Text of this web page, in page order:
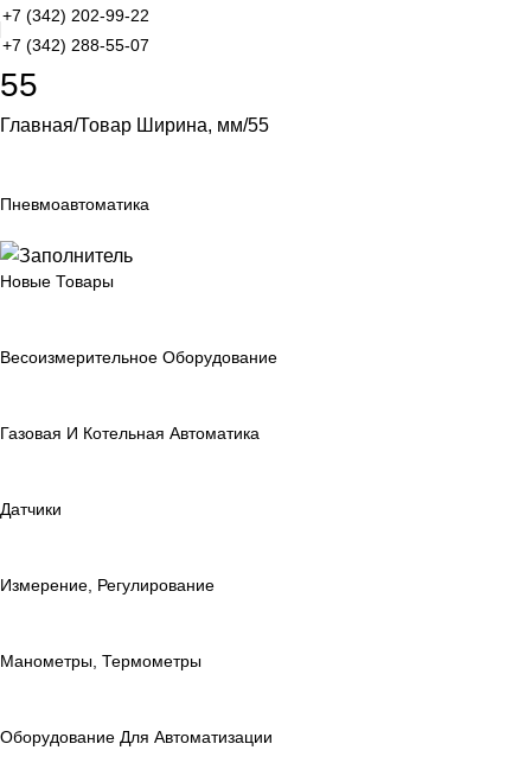
+7 (342) 202-99-22
+7 (342) 288-55-07
55
Главная Товар Ширина, мм 55
Пневмоавтоматика
Новые Товары
Весоизмерительное Оборудование
Газовая И Котельная Автоматика
Датчики
Измерение, Регулирование
Манометры, Термометры
Оборудование Для Автоматизации